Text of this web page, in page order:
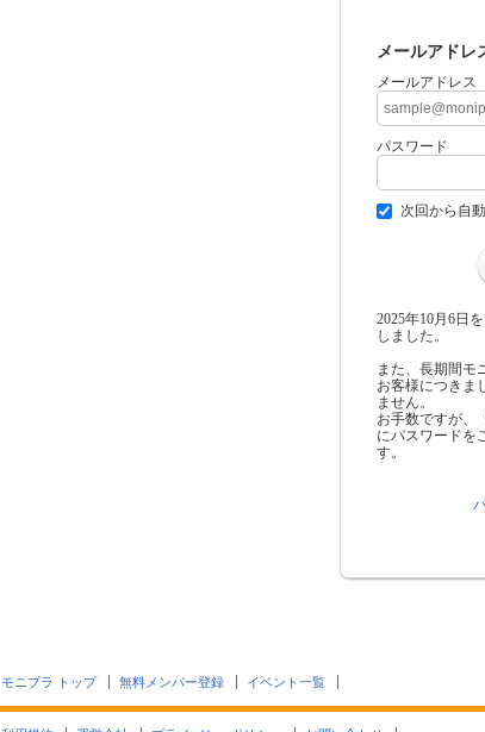
メールアドレ
メールアドレス
パスワード
次回から自
2025年10月6日
しました。
また、長期間モ
お客様につきま
ません。
お手数ですが、
にパスワードを
す。
モニプラ トップ 無料メンバー登録 イベント一覧